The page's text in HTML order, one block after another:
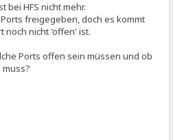
HFS nicht mehr.
freigegeben, doch es kommt
noch nicht 'offen' ist.
Ports offen sein müssen und ob
muss?